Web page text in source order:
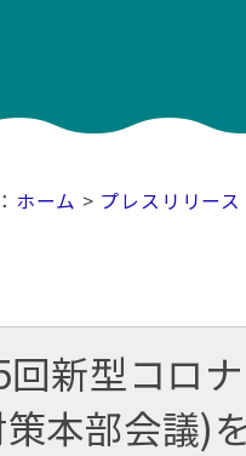
ホーム > プレスリリース
回新型コロ
本部会議)